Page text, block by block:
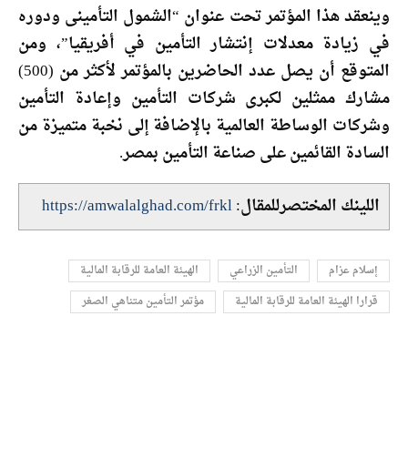
وينعقد هذا المؤتمر تحت عنوان “الشمول التأمينى ودوره
في زيادة معدلات إنتشار التأمين في أفريقيا”، ومن
المتوقع أن يصل عدد الحاضرين بالمؤتمر لأكثر من (500)
مشارك ممثلين لكبرى شركات التأمين وإعادة التأمين
وشركات الوساطة العالمية بالإضافة إلى نخبة متميزة من
السادة القائمين على صناعة التأمين بمصر.
اللينك المختصرللمقال:https://amwalalghad.com/frkl
إسلام عزام التأمين الزراعي
الهيئة العامة للرقابة المالية
قرارا الهيئة العامة للرقابة المالية
مؤتمر التأمين متناهي الصغر